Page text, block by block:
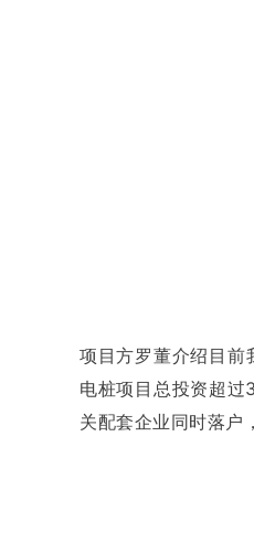
项目方罗董介绍目前
电桩项目总投资超
关配套企业同时落户